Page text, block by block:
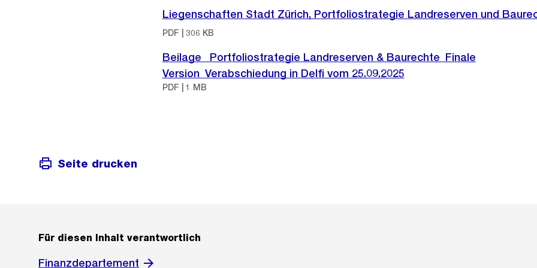
Liegenschaften Stadt Zürich, Portfoliostrategie Landreserven und
PDF | 306 KB
Beilage_ Portfoliostrategie Landreserven & Baurechte_Finale
Version_Verabschiedung in Delfi vom 25.09.2025
PDF | 1 MB
Seite drucken
Für diesen Inhalt verantwortlich
Finanzdepartement